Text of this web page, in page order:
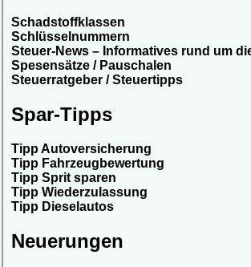
Schadstoffklassen
Schlüsselnummern
Steuer-News – Informatives rund um
Spesensätze / Pauschalen
Steuerratgeber / Steuertipps
Spar-Tipps
Tipp Autoversicherung
Tipp Fahrzeugbewertung
Tipp Sprit sparen
Tipp Wiederzulassung
Tipp Dieselautos
Neuerungen